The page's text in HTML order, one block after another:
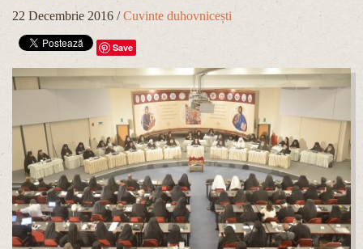
22 Decembrie 2016 /Cuvinte duhovnicești
Save